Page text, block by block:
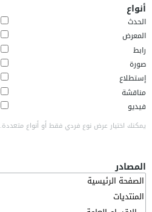
أنواع
الحدث
المعرض
رابط
صورة
إستطلاع
مناقشة
فيديو
يمكنك اختيار عرض نوع فردي فقط أو أنواع متعددة.
المصادر